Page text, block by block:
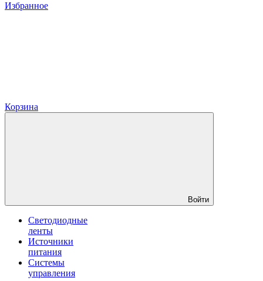
Избранное
Корзина
Войти
Светодиодные
ленты
Источники
питания
Системы
управления